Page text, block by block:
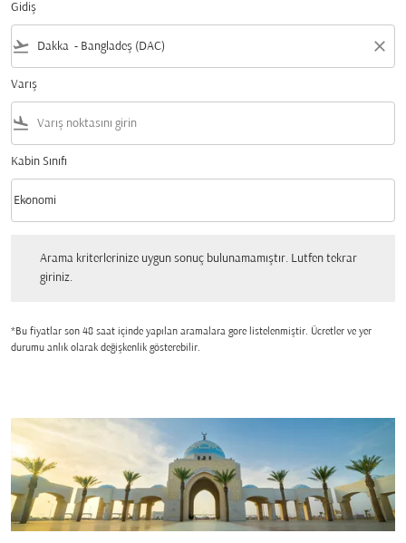
Gidiş
flight_takeoff close
Varış
flight_land
Kabin Sınıfı
Kabin Sınıfı option Ekonomi Selected
Ekonomi
keyboard_arrow_down
Arama kriterlerinize uygun sonuç bulunamamıştır. Lutfen tekrar
giriniz.
*Bu fiyatlar son 48 saat içinde yapılan aramalara gore listelenmiştir. Ücretler ve yer
durumu anlık olarak değişkenlik gösterebilir.